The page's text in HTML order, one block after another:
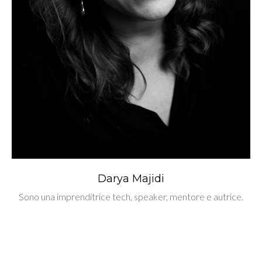
Darya Majidi
Sono una imprenditrice tech, speaker, mentore e autrice.